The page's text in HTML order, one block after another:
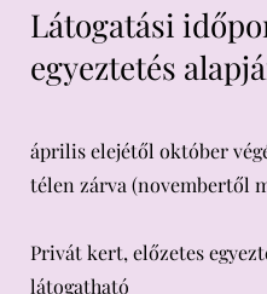
Látogatási
egyeztetés
április elejétől október
télen zárva (novembertől
​Privát kert, előzetes
látogatható